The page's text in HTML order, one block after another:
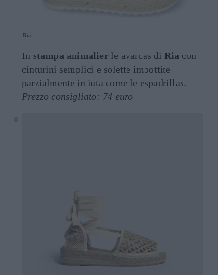
Ria
In stampa animalierle avarcas di Ria con
cinturini semplici e solette imbottite
parzialmente in iuta come le espadrillas.
Prezzo consigliato: 74 euro